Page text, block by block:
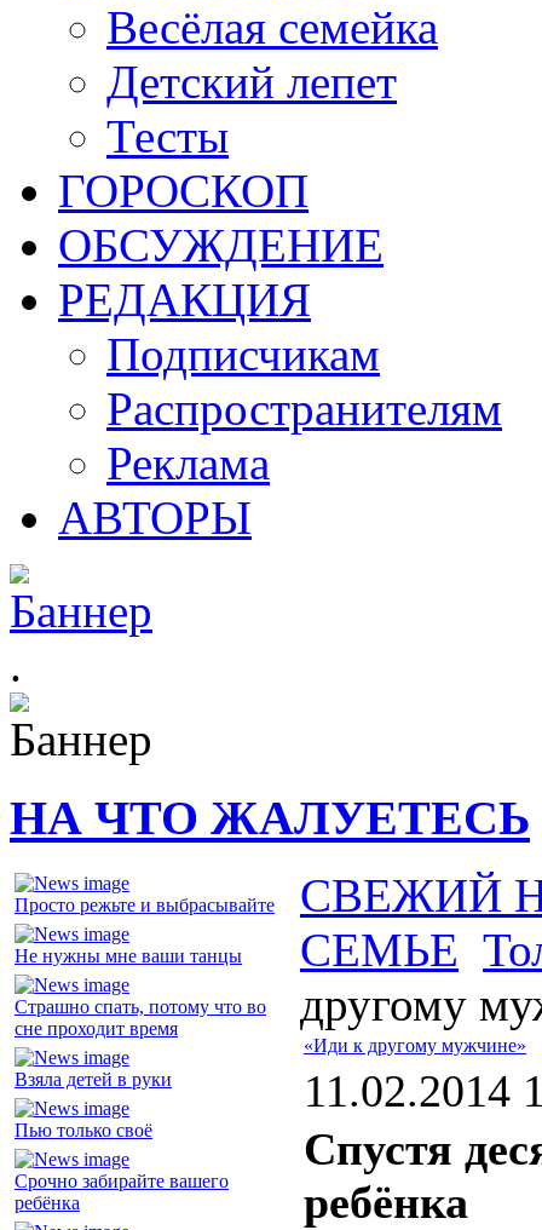
Весёлая семейка
Детский лепет
Тесты
ГОРОСКОП
ОБСУЖДЕНИЕ
РЕДАКЦИЯ
Подписчикам
Распространителям
Реклама
АВТОРЫ
.
НА ЧТО ЖАЛУЕТЕСЬ
Просто режьте и выбрасывайте
Не нужны мне ваши танцы
Страшно спать, потому что во
сне проходит время
Взяла детей в руки
Пью только своё
Срочно забирайте вашего
ребёнка
СВЕЖИЙ
СЕМЬЕ
другому
«Иди к другому мужчине»
11.02.2014
Спустя
ребёнка